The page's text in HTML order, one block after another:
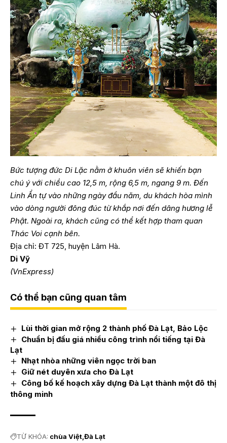
Bức tượng đức Di Lặc nằm ở khuôn viên sẽ khiến bạn
chú ý với chiều cao 12,5 m, rộng 6,5 m, ngang 9 m. Đến
Linh Ẩn tự vào những ngày đầu năm, du khách hòa mình
vào dòng người đông đúc từ khắp nơi đến dâng hương lễ
Phật. Ngoài ra, khách cũng có thể kết hợp tham quan
Thác Voi cạnh bên.
Địa chỉ: ĐT 725, huyện Lâm Hà.
Di Vỹ
(VnExpress)
Có thể bạn cũng quan tâm
Lùi thời gian mở rộng 2 thành phố Đà Lạt, Bảo Lộc
Chuẩn bị đấu giá nhiều công trình nổi tiếng tại Đà
Lạt
Nhạt nhòa những viên ngọc trời ban
Giữ nét duyên xưa cho Đà Lạt
Công bố kế hoạch xây dựng Đà Lạt thành một đô thị
thông minh
TỪ KHÓA: chùa Việt Đà Lạt